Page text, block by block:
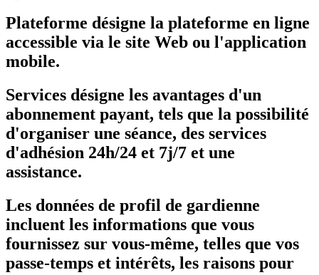
Plateforme désigne la plateforme en ligne
accessible via le site Web ou l'application
mobile.
Services désigne les avantages d'un
abonnement payant, tels que la possibilité
d'organiser une séance, des services
d'adhésion 24h/24 et 7j/7 et une
assistance.
Les données de profil de gardienne
incluent les informations que vous
fournissez sur vous-même, telles que vos
passe-temps et intérêts, les raisons pour